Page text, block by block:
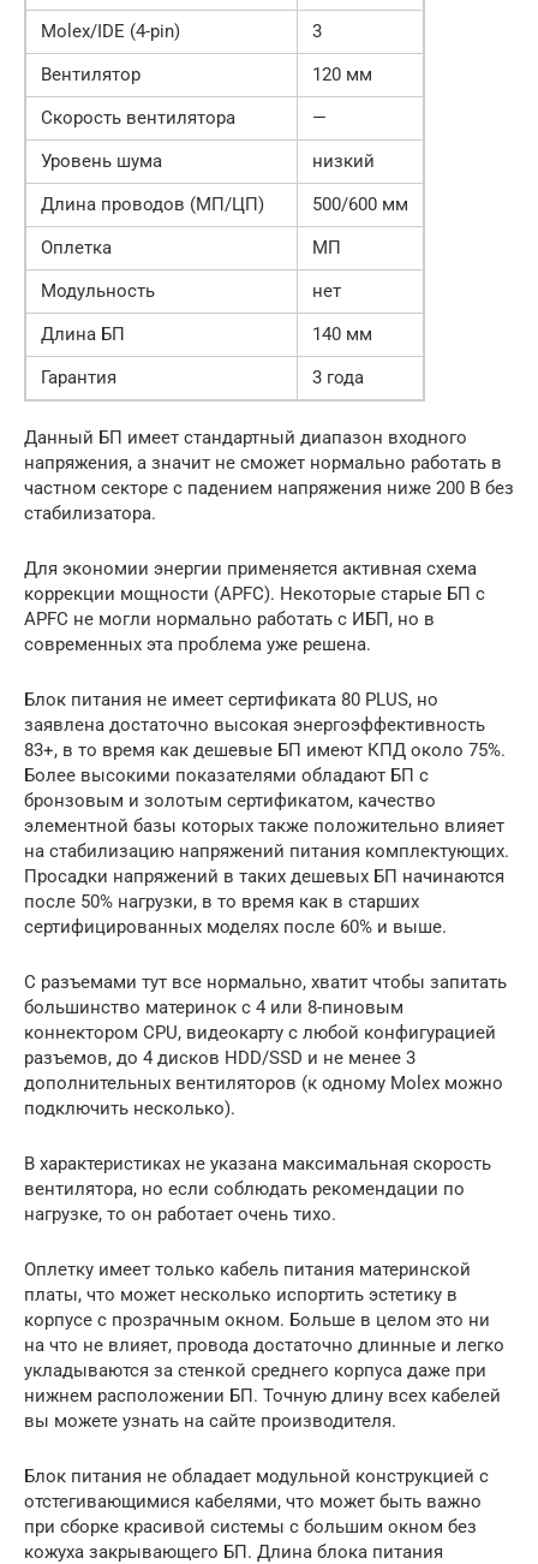
Molex/IDE (4-pin)
3
Вентилятор
120 мм
Скорость вентилятора
—
Уровень шума
низкий
Длина проводов (МП/ЦП)
500/600 мм
Оплетка
МП
Модульность
нет
Длина БП
140 мм
Гарантия
3 года
Данный БП имеет стандартный диапазон входного
напряжения, а значит не сможет нормально работать в
частном секторе с падением напряжения ниже 200 В без
стабилизатора.
Для экономии энергии применяется активная схема
коррекции мощности (APFC). Некоторые старые БП с
APFC не могли нормально работать с ИБП, но в
современных эта проблема уже решена.
Блок питания не имеет сертификата 80 PLUS, но
заявлена достаточно высокая энергоэффективность
83+, в то время как дешевые БП имеют КПД около 75%.
Более высокими показателями обладают БП с
бронзовым и золотым сертификатом, качество
элементной базы которых также положительно влияет
на стабилизацию напряжений питания комплектующих.
Просадки напряжений в таких дешевых БП начинаются
после 50% нагрузки, в то время как в старших
сертифицированных моделях после 60% и выше.
С разъемами тут все нормально, хватит чтобы запитать
большинство материнок с 4 или 8-пиновым
коннектором CPU, видеокарту с любой конфигурацией
разъемов, до 4 дисков HDD/SSD и не менее 3
дополнительных вентиляторов (к одному Molex можно
подключить несколько).
В характеристиках не указана максимальная скорость
вентилятора, но если соблюдать рекомендации по
нагрузке, то он работает очень тихо.
Оплетку имеет только кабель питания материнской
платы, что может несколько испортить эстетику в
корпусе с прозрачным окном. Больше в целом это ни
на что не влияет, провода достаточно длинные и легко
укладываются за стенкой среднего корпуса даже при
нижнем расположении БП. Точную длину всех кабелей
вы можете узнать на сайте производителя.
Блок питания не обладает модульной конструкцией с
отстегивающимися кабелями, что может быть важно
при сборке красивой системы с большим окном без
кожуха закрывающего БП. Длина блока питания